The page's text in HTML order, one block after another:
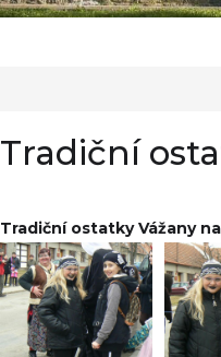
Tradiční
Tradiční ostatky Vážany